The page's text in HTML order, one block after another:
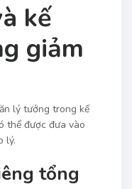
kế
giảm
lý tưởng trong kế
thể được đưa vào
lý.
tổng